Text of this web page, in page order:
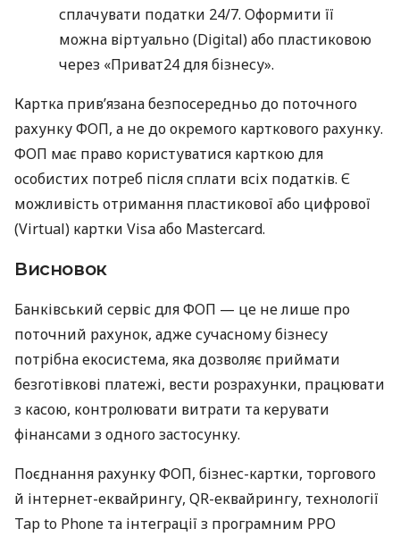
сплачувати податки 24/7. Оформити її
можна віртуально (Digital) або пластиковою
через «Приват24 для бізнесу».
Картка прив’язана безпосередньо до поточного
рахунку ФОП, а не до окремого карткового рахунку.
ФОП має право користуватися карткою для
особистих потреб після сплати всіх податків. Є
можливість отримання пластикової або цифрової
(Virtual) картки Visa або Mastercard.
Висновок
Банківський сервіс для ФОП — це не лише про
поточний рахунок, адже сучасному бізнесу
потрібна екосистема, яка дозволяє приймати
безготівкові платежі, вести розрахунки, працювати
з касою, контролювати витрати та керувати
фінансами з одного застосунку.
Поєднання рахунку ФОП, бізнес-картки, торгового
й інтернет-еквайрингу, QR-еквайрингу, технології
Tap to Phone та інтеграції з програмним РРО